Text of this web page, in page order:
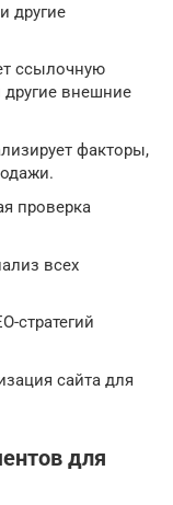
другие
ссылочную
внешние
факторы,
проверка
всех
стратегий
сайта для
для